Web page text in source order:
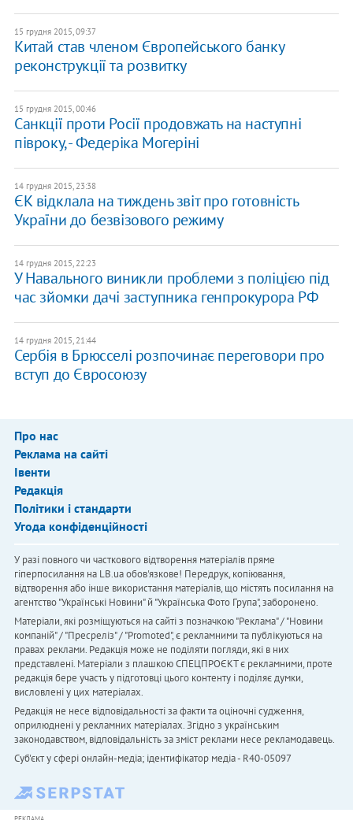
15 грудня 2015, 09:37
Китай став членом Європейського банку
реконструкції та розвитку
15 грудня 2015, 00:46
Санкції проти Росії продовжать на наступні
півроку, - Федеріка Могеріні
14 грудня 2015, 23:38
ЄК відклала на тиждень звіт про готовність
України до безвізового режиму
14 грудня 2015, 22:23
У Навального виникли проблеми з поліцією під
час зйомки дачі заступника генпрокурора РФ
14 грудня 2015, 21:44
Сербія в Брюсселі розпочинає переговори про
вступ до Євросоюзу
Про нас
Реклама на сайті
Івенти
Редакція
Політики і стандарти
Угода конфіденційності
У разі повного чи часткового відтворення матеріалів пряме
гіперпосилання на LB.ua обов'язкове! Передрук, копіювання,
відтворення або інше використання матеріалів, що містять посилання на
агентство "Українськi Новини" й "Українська Фото Група", заборонено.
Матеріали, які розміщуються на сайті з позначкою "Реклама" / "Новини
компаній" / "Пресреліз" / "Promoted", є рекламними та публікуються на
правах реклами. Редакція може не поділяти погляди, які в них
представлені. Матеріали з плашкою СПЕЦПРОЄКТ є рекламними, проте
редакція бере участь у підготовці цього контенту і поділяє думки,
висловлені у цих матеріалах.
Редакція не несе відповідальності за факти та оціночні судження,
оприлюднені у рекламних матеріалах. Згідно з українським
законодавством, відповідальність за зміст реклами несе рекламодавець.
Cуб'єкт у сфері онлайн-медіа; ідентифікатор медіа - R40-05097